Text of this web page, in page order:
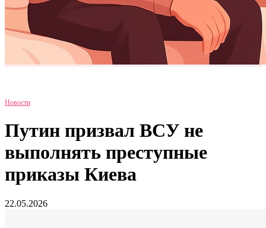
Новости
Путин призвал ВСУ не
выполнять преступные
приказы Киева
22.05.2026